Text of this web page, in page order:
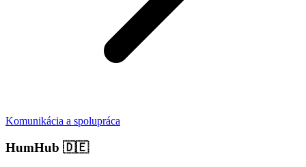
Komunikácia a spolupráca
HumHub 🇩🇪